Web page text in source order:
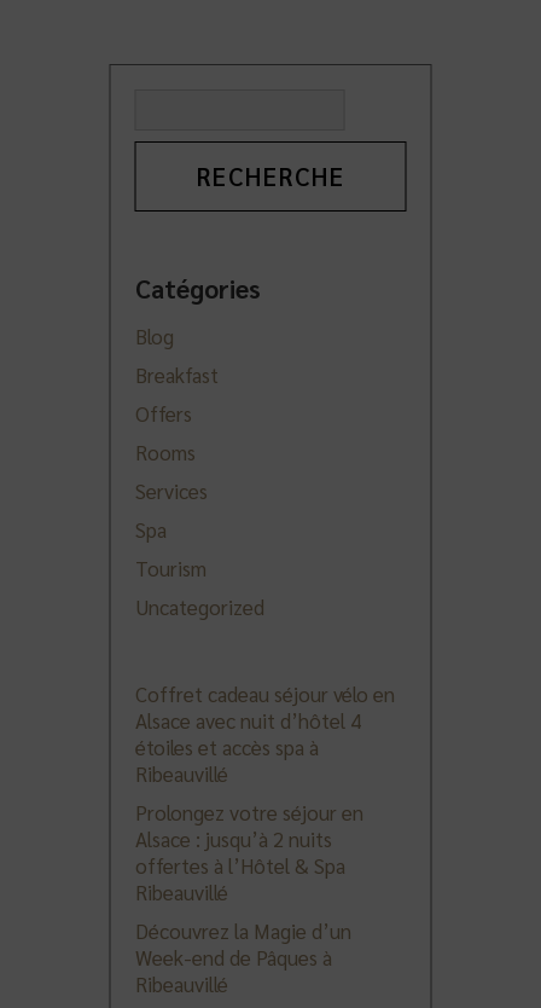
Catégories
Blog
Breakfast
Offers
Rooms
Services
Spa
Tourism
Uncategorized
Coffret cadeau séjour vélo en
Alsace avec nuit d’hôtel 4
étoiles et accès spa à
Ribeauvillé
Prolongez votre séjour en
Alsace : jusqu’à 2 nuits
offertes à l’Hôtel & Spa
Ribeauvillé
Découvrez la Magie d’un
Week-end de Pâques à
Ribeauvillé